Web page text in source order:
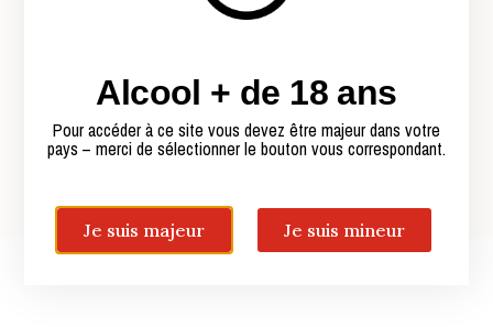
© 2021 All rights Reserved. Design by Le P'tit Zèbre Communication
Alcool + de 18 ans
Pour accéder à ce site vous devez être majeur dans votre
pays – merci de sélectionner le bouton vous correspondant.
Je suis majeur Je suis mineur